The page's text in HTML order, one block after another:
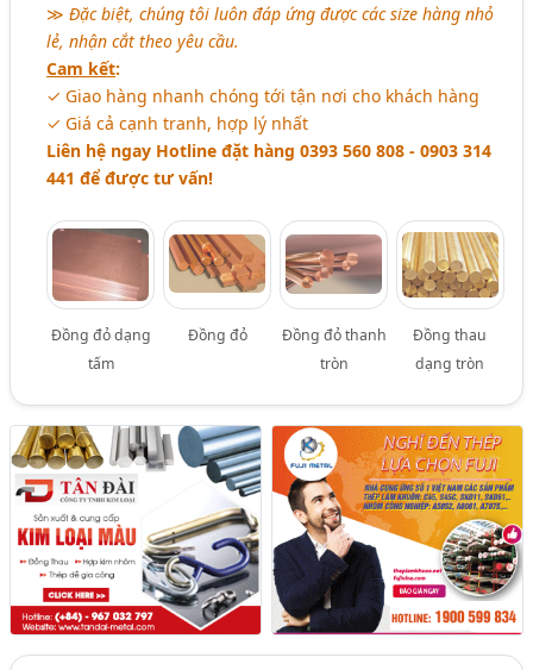
≫Đặc biệt, chúng tôi luôn đáp ứng được các size hàng nhỏ
lẻ, nhận cắt theo yêu cầu.
Cam kết:
✓ Giao hàng nhanh chóng tới tận nơi cho khách hàng
✓ Giá cả cạnh tranh, hợp lý nhất
Liên hệ ngay Hotline đặt hàng 0393 560 808 - 0903 314
441 để được tư vấn!
Đồng đỏ dạng
tấm
Đồng đỏ
Đồng đỏ thanh
tròn
Đồng thau
dạng tròn